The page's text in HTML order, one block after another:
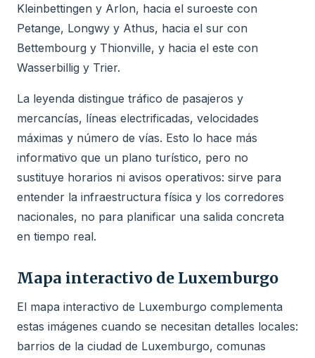
Kleinbettingen y Arlon, hacia el suroeste con
Petange, Longwy y Athus, hacia el sur con
Bettembourg y Thionville, y hacia el este con
Wasserbillig y Trier.
La leyenda distingue tráfico de pasajeros y
mercancías, líneas electrificadas, velocidades
máximas y número de vías. Esto lo hace más
informativo que un plano turístico, pero no
sustituye horarios ni avisos operativos: sirve para
entender la infraestructura física y los corredores
nacionales, no para planificar una salida concreta
en tiempo real.
Mapa interactivo de Luxemburgo
El mapa interactivo de Luxemburgo complementa
estas imágenes cuando se necesitan detalles locales:
barrios de la ciudad de Luxemburgo, comunas